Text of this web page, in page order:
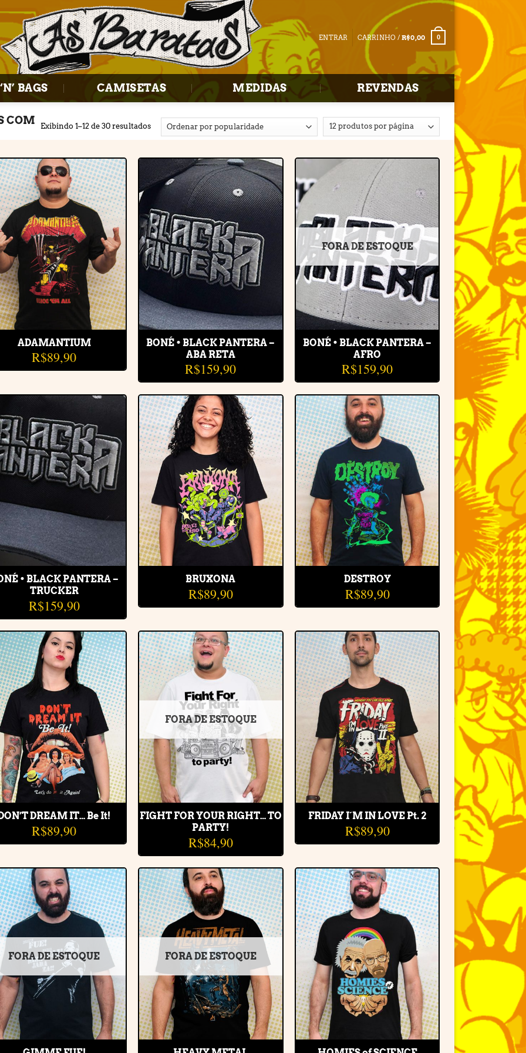
ENTRAR CARRINHO /R$0,00 0
BAGS CAMISETAS MEDIDAS REVENDAS
COM Exibindo 1–12 de 30 resultados
Adicionar
à lista de
desejos
ADAMANTIUM
R$89,90
Adicionar
à lista de
desejos
BONÉ • BLACK PANTERA –
ABA RETA
R$159,90
Adicionar
à lista de
desejos
FORA DE ESTOQUE
BONÉ • BLACK PANTERA –
AFRO
R$159,90
Adicionar
à lista de
desejos
• BLACK PANTERA –
TRUCKER
R$159,90
Adicionar
à lista de
desejos
BRUXONA
R$89,90
Adicionar
à lista de
desejos
DESTROY
R$89,90
Adicionar
à lista de
desejos
DREAM IT… Be It!
R$89,90
Adicionar
à lista de
desejos
FORA DE ESTOQUE
FIGHT FOR YOUR RIGHT… TO
PARTY!
R$84,90
Adicionar
à lista de
desejos
FRIDAY I´M IN LOVE Pt. 2
R$89,90
Adicionar
à lista de
desejos
FORA DE ESTOQUE
Adicionar
à lista de
desejos
FORA DE ESTOQUE
Adicionar
à lista de
desejos